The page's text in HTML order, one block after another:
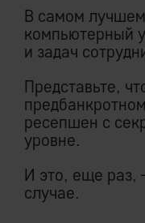
В самом
компьютерный
и задач
Представьте,
ресепшен с
уровне.
И это, еще
случае.